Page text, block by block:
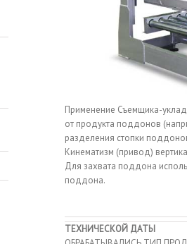
Применение Съемщика-
от продукта поддонов
разделения стопки
Кинематизм (привод)
Для захвата поддона
поддона.
ТЕХНИЧЕСКОЙ ДАТЫ